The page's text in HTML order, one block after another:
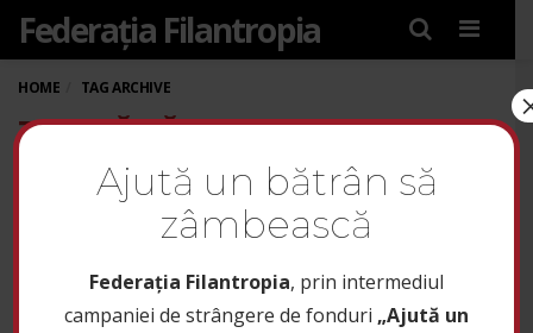
Menu
Federația Filantropia
HOME TAG ARCHIVE
TAG: SĂNĂTATE LA UN CLICK
DISTANȚĂ
Ajută un bătrân să
zâmbească
Federaţia Filantropia, prin intermediul
campaniei de strângere de fonduri „Ajută un